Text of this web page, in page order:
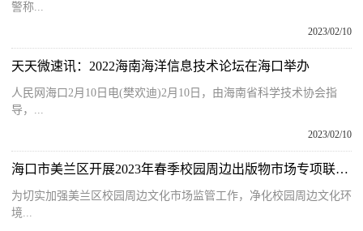
警称...
2023/02/10
天天微速讯：2022海南海洋信息技术论坛在海口举办
人民网海口2月10日电(樊欢迪)2月10日，由海南省科学技术协会指
导，...
2023/02/10
海口市美兰区开展2023年春季校园周边出版物市场专项联合检查行动
为切实加强美兰区校园周边文化市场监管工作，净化校园周边文化环
境...